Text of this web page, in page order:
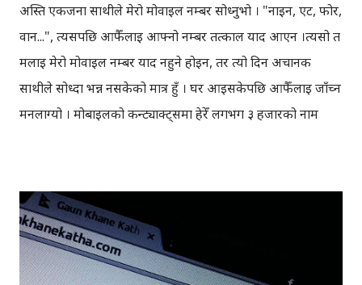
अस्ति एकजना साथीले मेरो मोवाइल नम्बर सोध्नुभो । "नाइन, एट, फोर,
वान...", त्यसपछि आफैँलाई आफ्नो नम्बर तत्काल याद आएन ।त्यसो त
मलाई मेरो मोवाइल नम्बर याद नहुने होइन, तर त्यो दिन अचानक
साथीले सोध्दा भन्न नसकेको मात्र हुँ । घर आइसकेपछि आफैँलाई जाँच्न
मनलाग्यो । मोबाइलको कन्ट्याक्ट्समा हेरेँ लगभग ३ हजारको नाम
देखियो । मेरो बाहेक कतिजनाको नम्बर आफूलाई आउँदोरहेछ भनेर
जाँच्नखोजेँ । अहँ, मेरो आफ्नु नम्बर बाहेक अरु कसैको नम्बर सम्झन
सकिँन । प्रविधीको विकास र प्रयोग सँगै नम्बरहरु बिर्सिएछ , पहिले
दर्जनौँका फोन नम्बर मुखाग्र थियो । केही दिनपछि यो साइट मा केही